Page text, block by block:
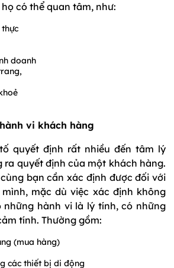
có thể quan tâm, như:
doanh
vi khách hàng
quyết định rất nhiều đến tâm lý
ra quyết định của một khách hàng.
bạn cần xác định được đối với
mặc dù việc xác định không
những hành vi là lý tính, có những
tính. Thường gồm:
(mua hàng)
các thiết bị di động